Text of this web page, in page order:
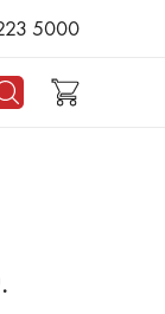
5000